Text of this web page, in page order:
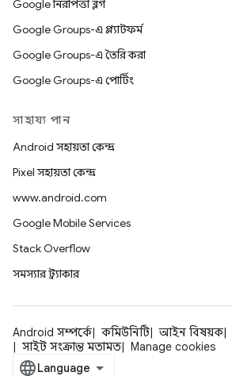
Google নিরাপত্তা ব্লগ
Google Groups-এ প্ল্যাটফর্ম
Google Groups-এ তৈরি করা
Google Groups-এ পোর্টিং
সাহায্য পান
Android সহায়তা কেন্দ্র
Pixel সহায়তা কেন্দ্র
www.android.com
Google Mobile Services
Stack Overflow
সমস্যার ট্র্যাকার
Android সম্পর্কে কমিউনিটি আইন বিষয়ক
সাইট সংক্রান্ত মতামত
Manage cookies